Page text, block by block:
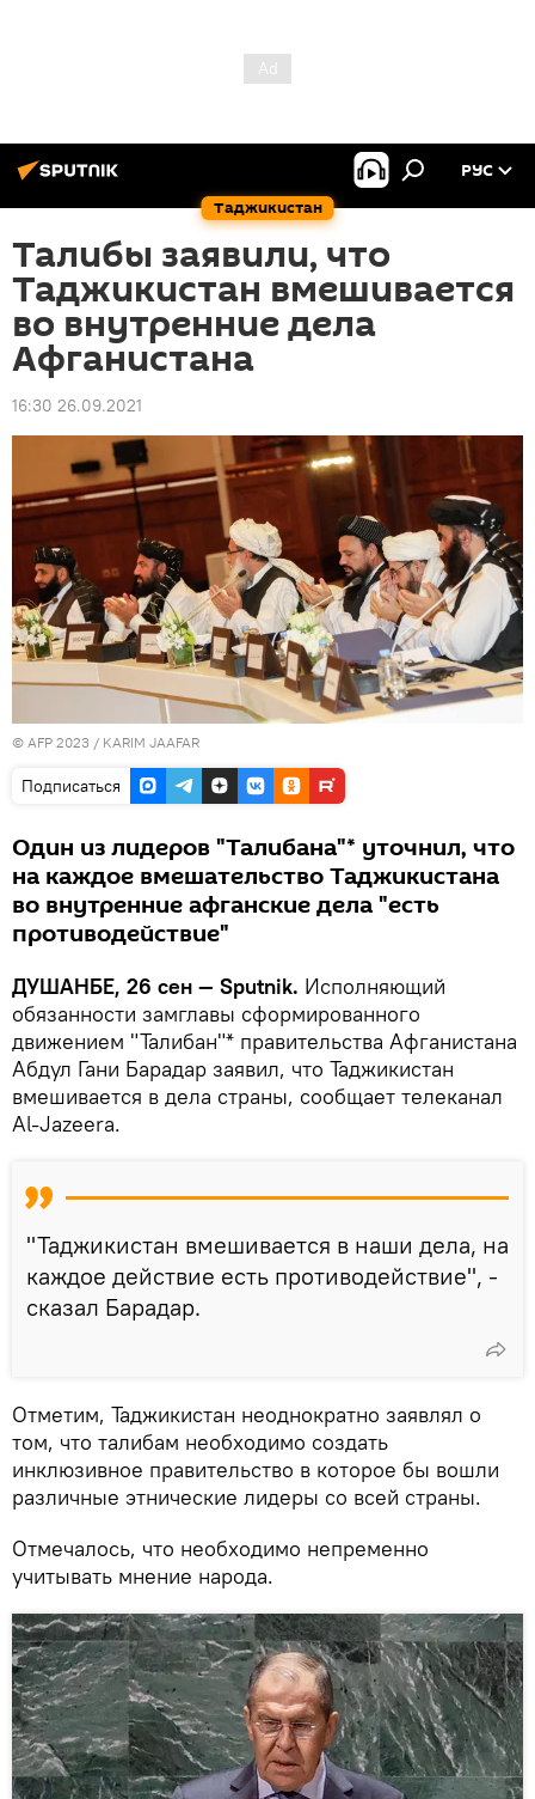
Таджикистан
РУС
Талибы заявили, что
Таджикистан вмешивается
во внутренние дела
Афганистана
16:30 26.09.2021
© AFP 2023 / KARIM JAAFAR
Подписаться
Один из лидеров "Талибана"* уточнил, что
на каждое вмешательство Таджикистана
во внутренние афганские дела "есть
противодействие"
ДУШАНБЕ, 26 сен — Sputnik. Исполняющий
обязанности замглавы сформированного
движением "Талибан"* правительства Афганистана
Абдул Гани Барадар заявил, что Таджикистан
вмешивается в дела страны, сообщает телеканал
Al-Jazeera.
"Таджикистан вмешивается в наши дела, на
каждое действие есть противодействие", -
сказал Барадар.
Отметим, Таджикистан неоднократно заявлял о
том, что талибам необходимо создать
инклюзивное правительство в которое бы вошли
различные этнические лидеры со всей страны.
Отмечалось, что необходимо непременно
учитывать мнение народа.